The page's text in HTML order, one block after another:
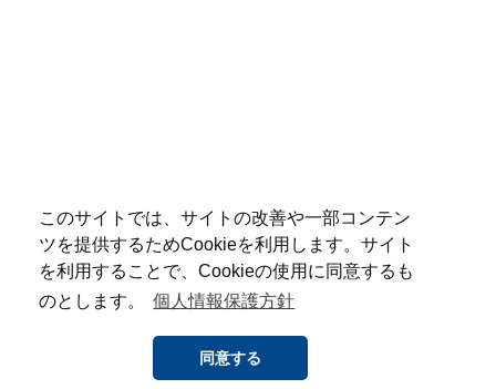
このサイトでは、サイトの改善や一部コンテン
ツを提供するためCookieを利用します。サイト
を利用することで、Cookieの使用に同意するも
のとします。
個人情報保護方針
同意する